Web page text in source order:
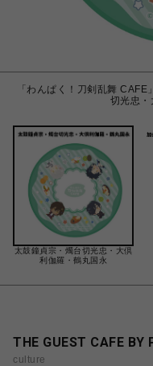
「わんぱく！刀剣乱舞
切光忠・
太鼓鐘貞宗・燭台切光忠・大倶
利伽羅・鶴丸国永
THE GUEST CAFE BY
culture